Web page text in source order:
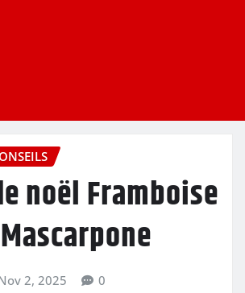
noël Framboise
2, 2025 0